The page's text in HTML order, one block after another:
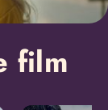
film